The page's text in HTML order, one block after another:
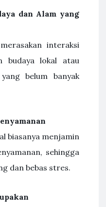
dan Alam yang
interaksi
budaya lokal atau
belum banyak
biasanya menjamin
sehingga
dan bebas stres.